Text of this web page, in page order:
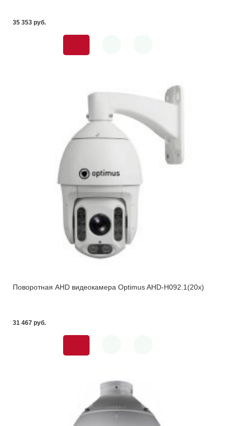
35 353 pуб.
Поворотная AHD видеокамера Optimus AHD-H092.1(20x)
31 467 pуб.